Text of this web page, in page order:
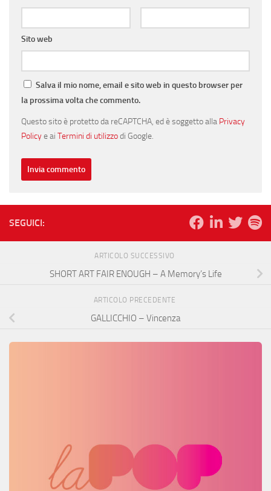
Sito web
Salva il mio nome, email e sito web in questo browser per
la prossima volta che commento.
Questo sito è protetto da reCAPTCHA, ed è soggetto alla Privacy
Policye ai Termini di utilizzodi Google.
SEGUICI:
ARTICOLO SUCCESSIVO
SHORT ART FAIR ENOUGH – A Memory’s Life
ARTICOLO PRECEDENTE
GALLICCHIO – Vincenza